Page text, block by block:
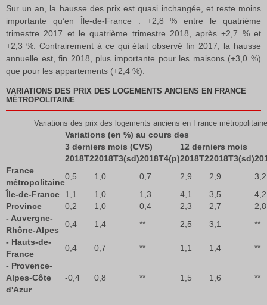
Sur un an, la hausse des prix est quasi inchangée, et reste moins
importante qu’en Île-de-France : +2,8 % entre le quatrième
trimestre 2017 et le quatrième trimestre 2018, après +2,7 % et
+2,3 %. Contrairement à ce qui était observé fin 2017, la hausse
annuelle est, fin 2018, plus importante pour les maisons (+3,0 %)
que pour les appartements (+2,4 %).
VARIATIONS DES PRIX DES LOGEMENTS ANCIENS EN FRANCE
MÉTROPOLITAINE
Variations des prix des logements anciens en France métropolitaine
Variations (en %) au cours des
3 derniers mois (CVS)
12 derniers mois
2018T22018T3(sd)2018T4(p)2018T22018T3(sd)
France
métropolitaine
0,5 1,0 0,7 2,9 2,9
3,2
Île-de-France
1,1 1,0 1,3 4,1 3,5
4,2
Province
0,2 1,0 0,4 2,3 2,7
2,8
- Auvergne-
Rhône-Alpes
0,4 1,4 ** 2,5 3,1
**
- Hauts-de-
France
0,4 0,7 ** 1,1 1,4
**
- Provence-
Alpes-Côte
d'Azur
-0,4 0,8 ** 1,5 1,6 **